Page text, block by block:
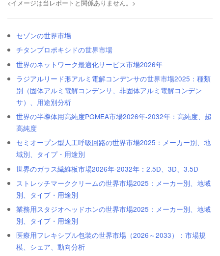
<イメージは当レポートと関係ありません。>
セゾンの世界市場
チタンプロポキシドの世界市場
世界のネットワーク最適化サービス市場2026年
ラジアルリード形アルミ電解コンデンサの世界市場2025：種類
別（固体アルミ電解コンデンサ、非固体アルミ電解コンデン
サ）、用途別分析
世界の半導体用高純度PGMEA市場2026年-2032年：高純度、超
高純度
セミオープン型人工呼吸回路の世界市場2025：メーカー別、地
域別、タイプ・用途別
世界のガラス繊維板市場2026年-2032年：2.5D、3D、3.5D
ストレッチマーククリームの世界市場2025：メーカー別、地域
別、タイプ・用途別
業務用スタジオヘッドホンの世界市場2025：メーカー別、地域
別、タイプ・用途別
医療用フレキシブル包装の世界市場（2026～2033）：市場規
模、シェア、動向分析